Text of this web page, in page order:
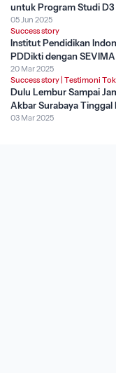
untuk Program Studi
05 Jun 2025
Success story
Institut Pendidikan
PDDikti dengan
20 Mar 2025
Success story | Testimoni
Dulu Lembur Sampai
Akbar Surabaya Tinggal
03 Mar 2025